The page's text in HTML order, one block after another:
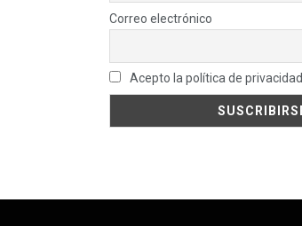
Correo electrónico
Acepto la política de privacidad